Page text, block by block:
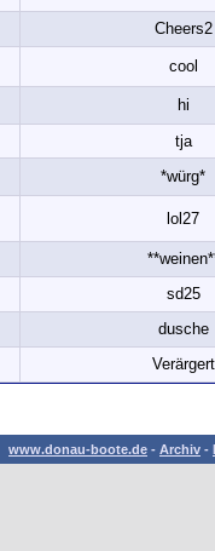
Cheers2
cool
hi
tja
*würg*
lol27
sd25
dusche
Verärgert
www.donau-boote.de - Archiv -